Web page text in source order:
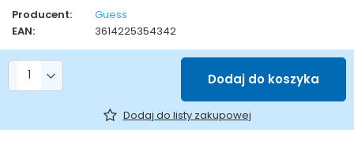
Producent:
Guess
EAN:
3614225354342
Liczba produktów
Dodaj do koszyka
Dodaj do listy zakupowej